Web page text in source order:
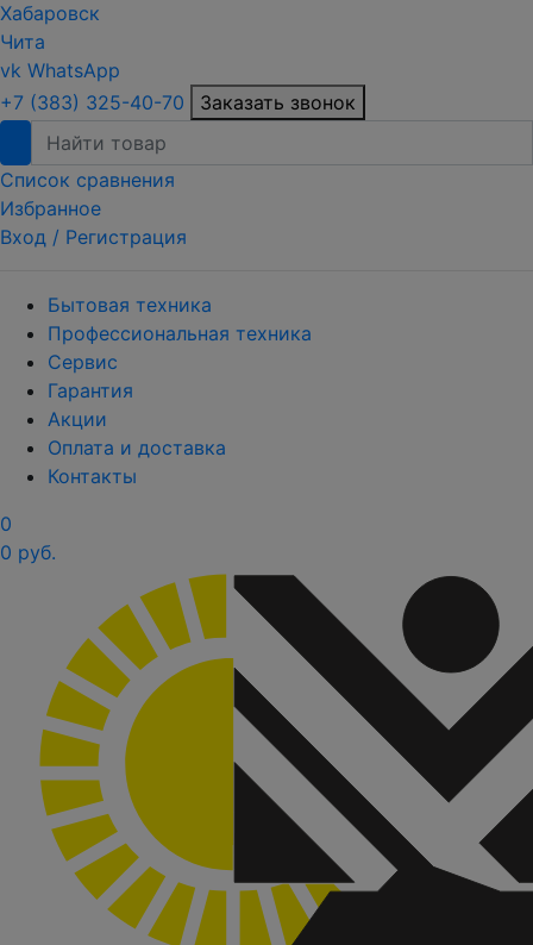
Хабаровск
Чита
vk WhatsApp
+7 (383) 325-40-70
Заказать звонок
Список сравнения
Избранное
Вход / Регистрация
Бытовая техника
Профессиональная техника
Сервис
Гарантия
Акции
Оплата и доставка
Контакты
0
0 руб.